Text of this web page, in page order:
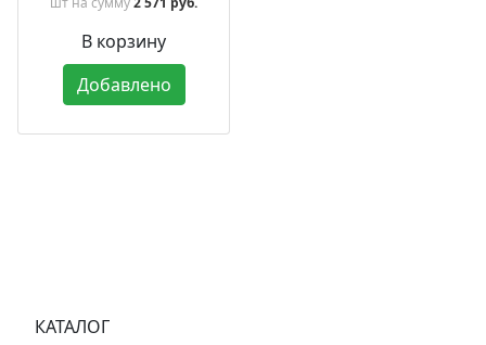
В корзину
Добавлено
КАТАЛОГ